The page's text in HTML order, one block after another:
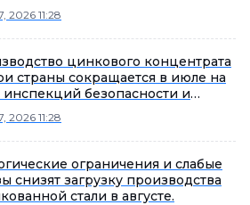
2026 11:28
цинкового концентрата
страны сокращается в июле на
безопасности и
2026 11:28
ограничения и слабые
снизят загрузку производства
стали в августе.